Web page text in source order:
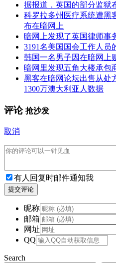
据报道，英国的部分监狱
科罗拉多州医疗系统遭黑
布在暗网上
暗网上发现了英国律师事
3191名美国国会工作人员
韩国一名男子因在暗网上
暗网里发现五角大楼承包
黑客在暗网论坛出售从处
1300万澳大利亚人数据
评论 抢沙发
取消
有人回复时邮件通知我
提交评论
昵称
邮箱
网址
QQ
Search